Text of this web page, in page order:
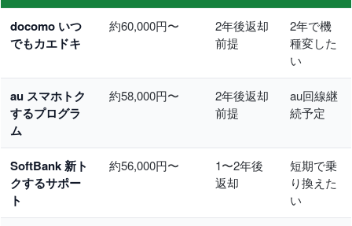
docomo いつ
でもカエドキ
約60,000円〜
2年後返却
前提
2年で機
種変した
い
au スマホトク
するプログラ
ム
約58,000円〜
2年後返却
前提
au回線継
続予定
SoftBank 新ト
クするサポー
ト
約56,000円〜
1〜2年後
返却
短期で乗
り換えた
い